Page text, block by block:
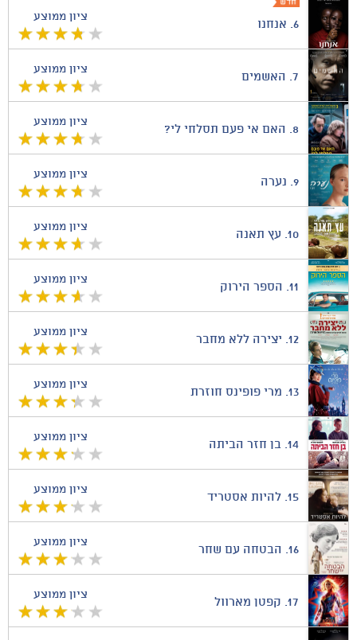
ציון ממוצע
6. אנחנו
ציון ממוצע
7. האשמים
ציון ממוצע
8. האם אי פעם תסלחי לי?
ציון ממוצע
9. נערה
ציון ממוצע
10. עץ תאנה
ציון ממוצע
11. הספר הירוק
ציון ממוצע
12. יצירה ללא מחבר
ציון ממוצע
13. מרי פופינס חוזרת
ציון ממוצע
14. בן חזר הביתה
ציון ממוצע
15. להיות אסטריד
ציון ממוצע
16. הבטחה עם שחר
ציון ממוצע
17. קפטן מארוול